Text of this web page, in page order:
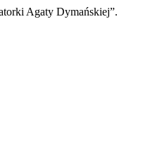
Agaty Dymańskiej”.